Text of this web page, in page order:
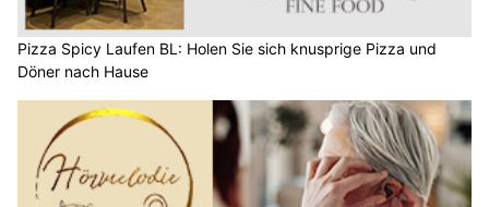
Pizza Spicy Laufen BL: Holen Sie sich knusprige Pizza und
Döner nach Hause